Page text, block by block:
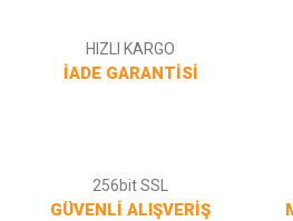
HIZLI KARGO
İADE GARANTİSİ
256bit SSL
GÜVENLİ ALIŞVERİŞ